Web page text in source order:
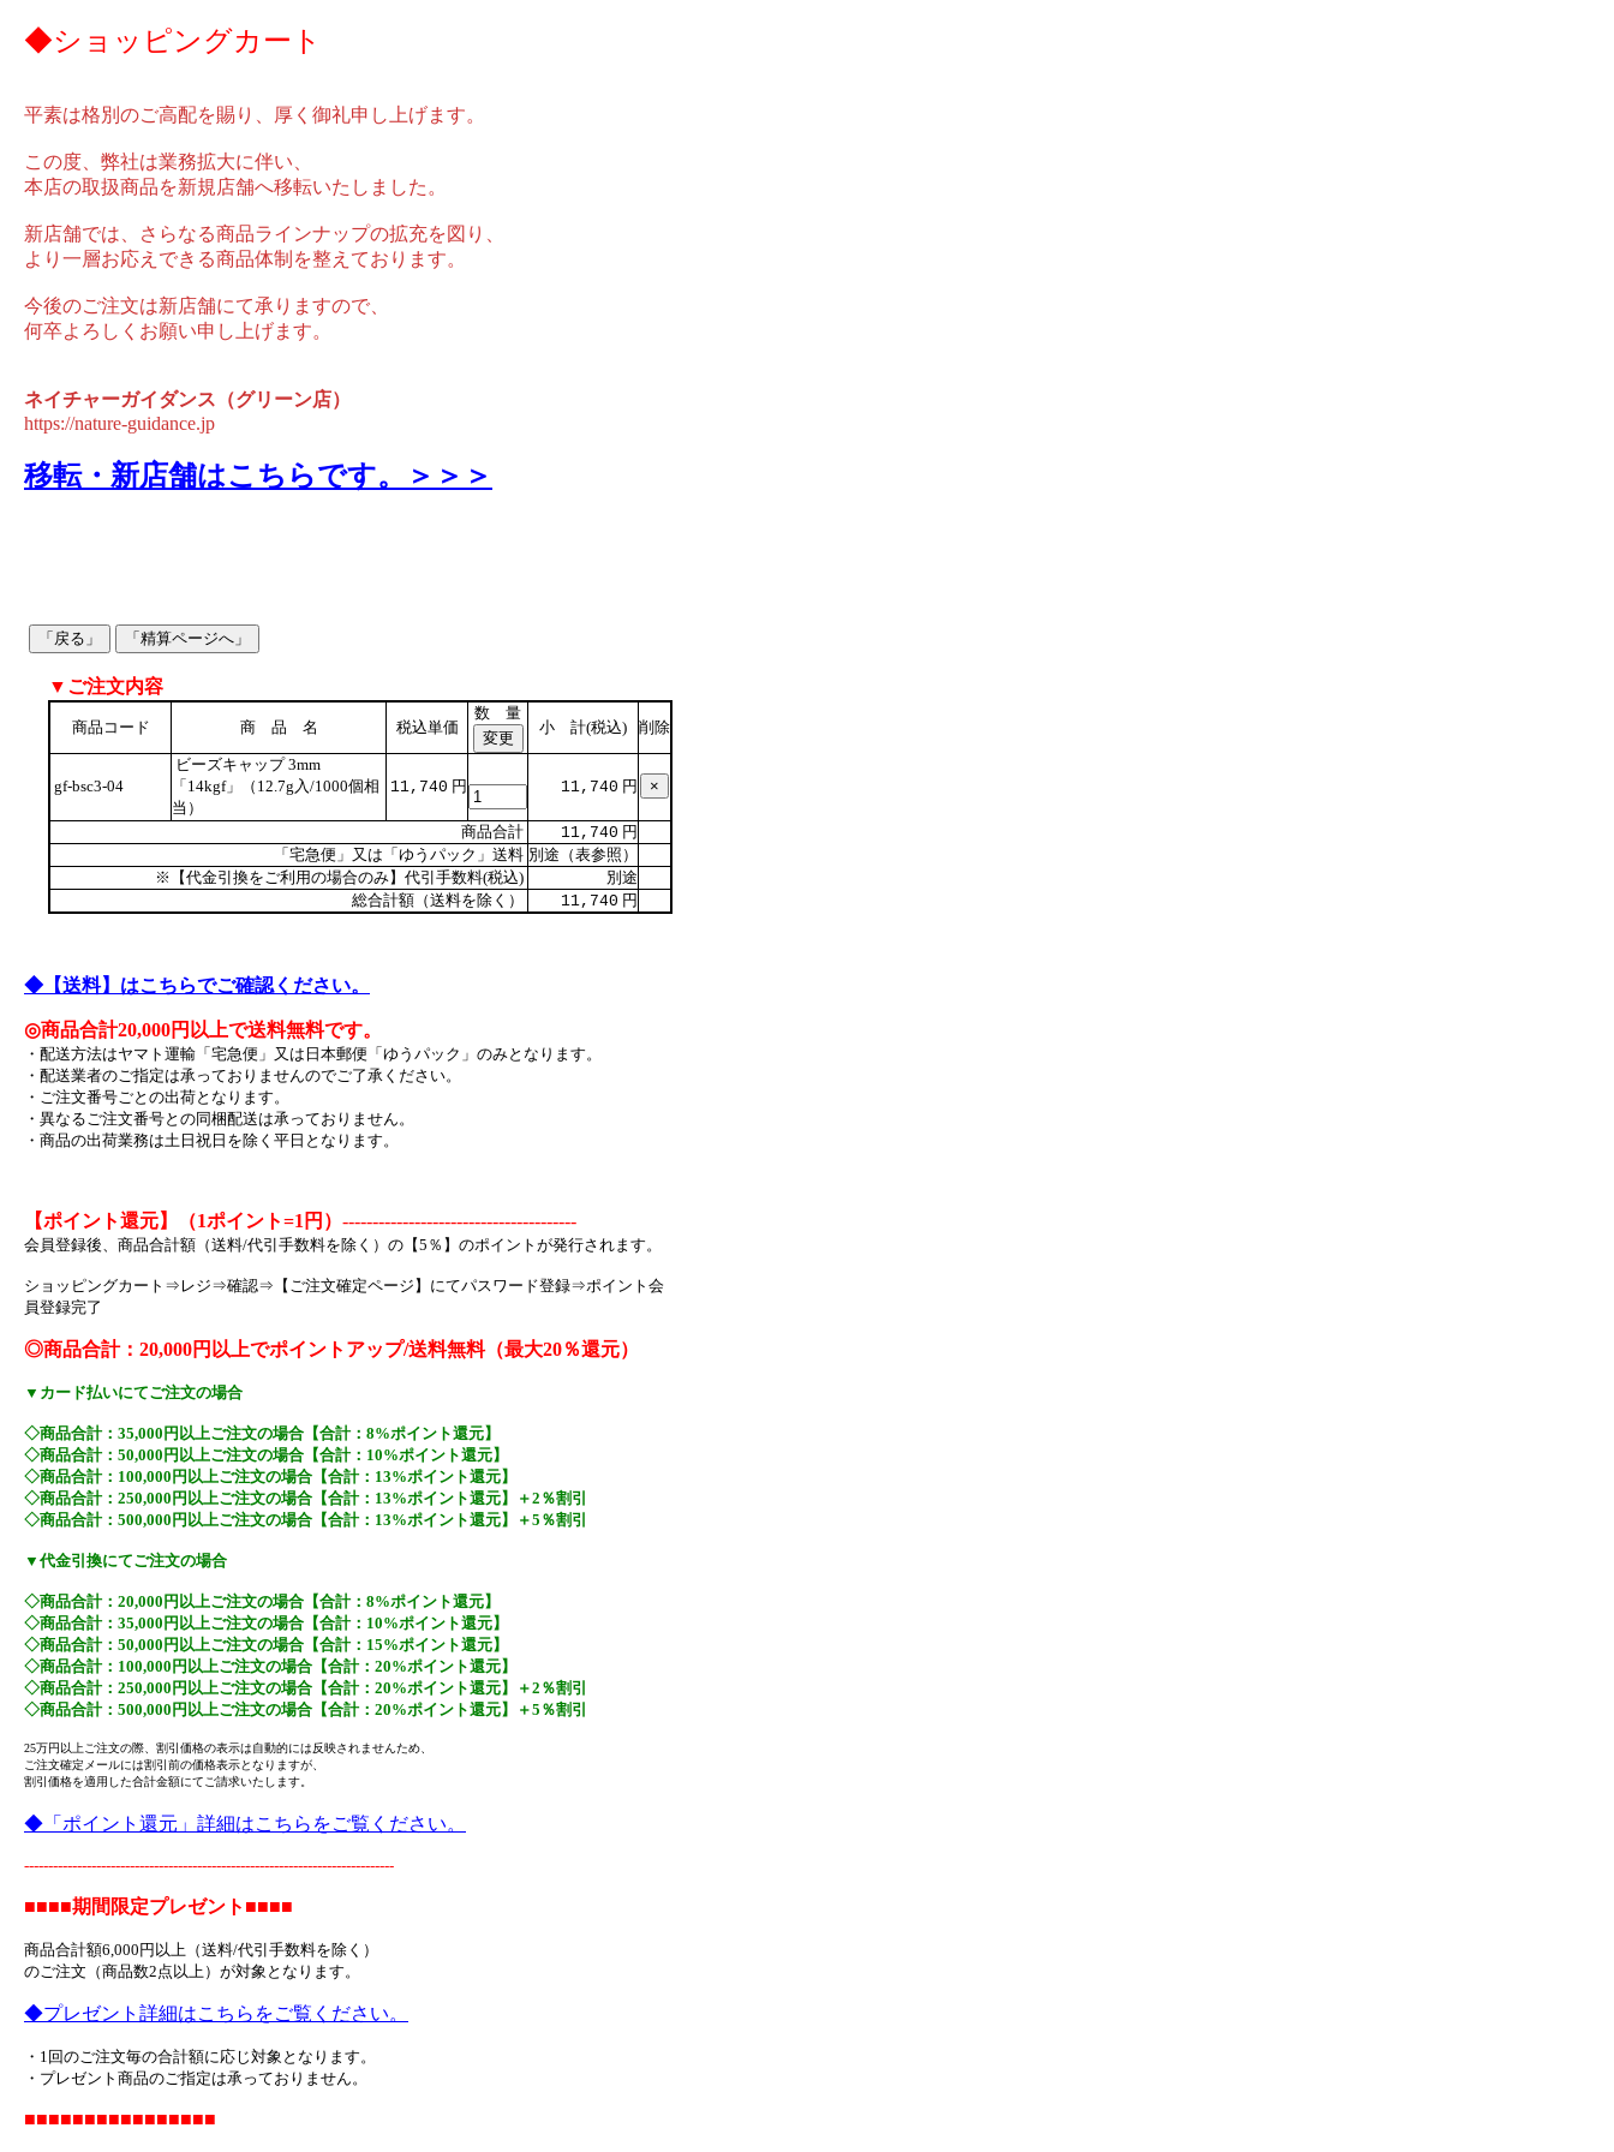
◆ショッピングカート
平素は格別のご高配を賜り、厚く御礼申し上げます。
この度、弊社は業務拡大に伴い、
本店の取扱商品を新規店舗へ移転いたしました。
新店舗では、さらなる商品ラインナップの拡充を図り、
より一層お応えできる商品体制を整えております。
今後のご注文は新店舗にて承りますので、
何卒よろしくお願い申し上げます。
ネイチャーガイダンス（グリーン店）
https://nature-guidance.jp
移転・新店舗はこちらです。＞＞＞
▼ご注文内容
商品コード 商 品 名 税込単価
数 量
小 計(税込)
削除
gf-bsc3-04
ビーズキャップ 3mm
「14kgf」（12.7g入/1000個相
当）
11,740 円 11,740 円
商品合計 11,740 円
「宅急便」又は「ゆうパック」送料 別途（表参照）
※【代金引換をご利用の場合のみ】代引手数料(税込)
別途
総合計額（送料を除く）
11,740 円
◆【送料】はこちらでご確認ください。
◎商品合計20,000円以上で送料無料です。
・配送方法はヤマト運輸「宅急便」又は日本郵便「ゆうパック」のみとなります。
・配送業者のご指定は承っておりませんのでご了承ください。
・ご注文番号ごとの出荷となります。
・異なるご注文番号との同梱配送は承っておりません。
・商品の出荷業務は土日祝日を除く平日となります。
【ポイント還元】（1ポイント=1円） ---------------------------------------
会員登録後、商品合計額（送料/代引手数料を除く）の【5％】のポイントが発行されます。
ショッピングカート⇒レジ⇒確認⇒【ご注文確定ページ】にてパスワード登録⇒ポイント会
員登録完了
◎商品合計：20,000円以上でポイントアップ/送料無料（最大20％還元）
▼カード払いにてご注文の場合
◇商品合計：35,000円以上ご注文の場合【合計：8%ポイント還元】
◇商品合計：50,000円以上ご注文の場合【合計：10%ポイント還元】
◇商品合計：100,000円以上ご注文の場合【合計：13%ポイント還元】
◇商品合計：250,000円以上ご注文の場合【合計：13%ポイント還元】＋2％割引
◇商品合計：500,000円以上ご注文の場合【合計：13%ポイント還元】＋5％割引
▼代金引換にてご注文の場合
◇商品合計：20,000円以上ご注文の場合【合計：8%ポイント還元】
◇商品合計：35,000円以上ご注文の場合【合計：10%ポイント還元】
◇商品合計：50,000円以上ご注文の場合【合計：15%ポイント還元】
◇商品合計：100,000円以上ご注文の場合【合計：20%ポイント還元】
◇商品合計：250,000円以上ご注文の場合【合計：20%ポイント還元】＋2％割引
◇商品合計：500,000円以上ご注文の場合【合計：20%ポイント還元】＋5％割引
25万円以上ご注文の際、割引価格の表示は自動的には反映されませんため、
ご注文確定メールには割引前の価格表示となりますが、
割引価格を適用した合計金額にてご請求いたします。
◆「ポイント還元」詳細はこちらをご覧ください。
-----------------------------------------------------------------------------
■■■■期間限定プレゼント■■■■
商品合計額6,000円以上（送料/代引手数料を除く）
のご注文（商品数2点以上）が対象となります。
◆プレゼント詳細はこちらをご覧ください。
・1回のご注文毎の合計額に応じ対象となります。
・プレゼント商品のご指定は承っておりません。
■■■■■■■■■■■■■■■■